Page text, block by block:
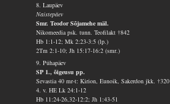
8. Laupäev
Naistepäev
Smr. Teodor Sõjamehe mäl.
Nikomeedia psk. tunn. Teofilakt †842
Hb 1:1-12; Mk 2:23-3:5 (lp.)
2Tm 2:1-10; Jh 15:17-16:2 (smr.)
9. Pühapäev
SP 1., õigeusu pp.
Sevastia 40 mr-t: Kirion, Eunoik, Sakerdon jkk. †320
4. v. HE Lk 24:1-12
Hb 11:24-26,32-12:2; Jh 1:43-51